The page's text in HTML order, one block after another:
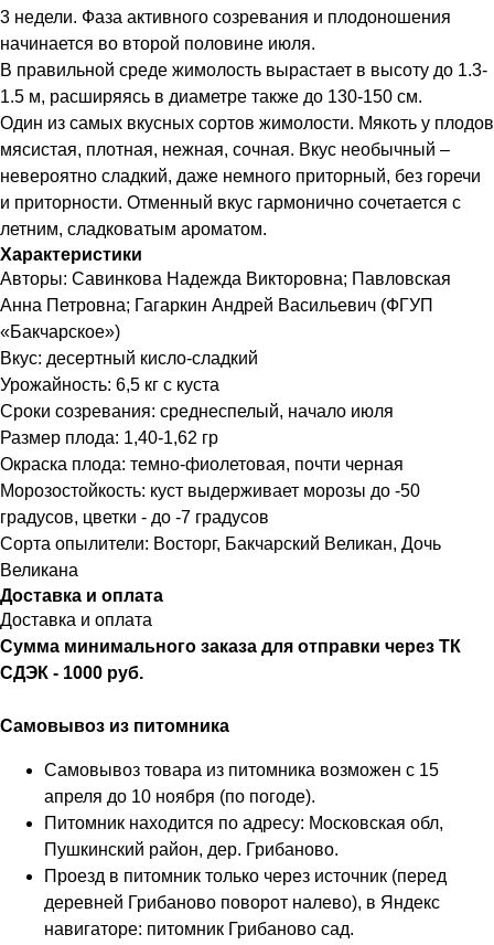
3 недели. Фаза активного созревания и плодоношения
начинается во второй половине июля.
В правильной среде жимолость вырастает в высоту до 1.3-
1.5 м, расширяясь в диаметре также до 130-150 см.
Один из самых вкусных сортов жимолости. Мякоть у плодов
мясистая, плотная, нежная, сочная. Вкус необычный –
невероятно сладкий, даже немного приторный, без горечи
и приторности. Отменный вкус гармонично сочетается с
летним, сладковатым ароматом.
Характеристики
Авторы: Савинкова Надежда Викторовна; Павловская
Анна Петровна; Гагаркин Андрей Васильевич (ФГУП
«Бакчарское»)
Вкус: десертный кисло-сладкий
Урожайность: 6,5 кг с куста
Сроки созревания: среднеспелый, начало июля
Размер плода: 1,40-1,62 гр
Окраска плода: темно-фиолетовая, почти черная
Морозостойкость: куст выдерживает морозы до -50
градусов, цветки - до -7 градусов
Сорта опылители: Восторг, Бакчарский Великан, Дочь
Великана
Доставка и оплата
Доставка и оплата
Сумма минимального заказа для отправки через ТК
СДЭК - 1000 руб.
Самовывоз из питомника
Самовывоз товара из питомника возможен с 15
апреля до 10 ноября (по погоде).
Питомник находится по адресу: Московская обл,
Пушкинский район, дер. Грибаново.
Проезд в питомник только через источник (перед
деревней Грибаново поворот налево), в Яндекс
навигаторе: питомник Грибаново сад.